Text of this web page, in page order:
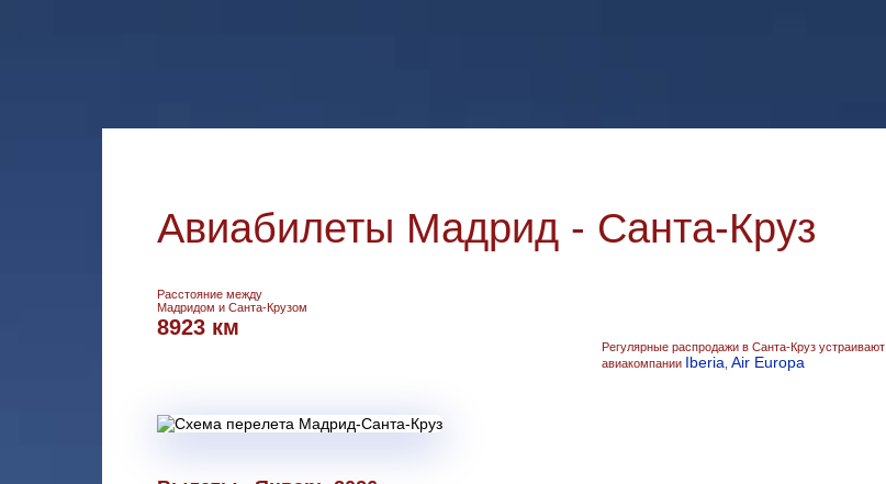
Авиабилеты Мадрид - Санта-Круз
Расстояние между
Мадридом и Санта-Крузом
8923 км
Регулярные распродажи в Санта-Круз устраивают
авиакомпании Iberia Air Europa